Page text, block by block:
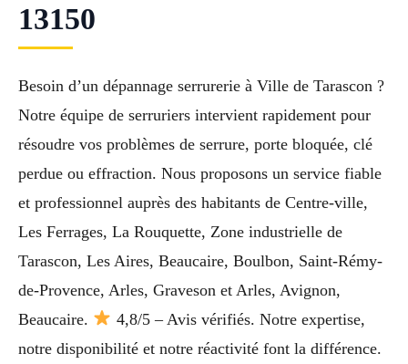
13150
Besoin d’un dépannage serrurerie à Ville de Tarascon ?
Notre équipe de serruriers intervient rapidement pour
résoudre vos problèmes de serrure, porte bloquée, clé
perdue ou effraction. Nous proposons un service fiable
et professionnel auprès des habitants de Centre-ville,
Les Ferrages, La Rouquette, Zone industrielle de
Tarascon, Les Aires, Beaucaire, Boulbon, Saint-Rémy-
de-Provence, Arles, Graveson et Arles, Avignon,
Beaucaire.
4,8/5 – Avis vérifiés. Notre expertise,
notre disponibilité et notre réactivité font la différence.